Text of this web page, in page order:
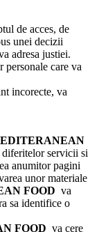
de acces, de
unei decizii
adresa justiei.
care va
incorecte, va
diferitelor servicii si
anumitor pagini
unor materiale
FOOD va
sa identifice o
FOOD va cere